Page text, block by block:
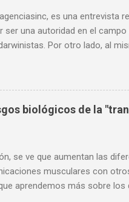
es una entrevista
ser una autoridad en el
Por otro lado, al
y como este ateísmo
de oficio a descartar o
aunque muchas de
de un Dios. Dado el
biológicos de la
se ve que aumentan las
musculares con
aprendemos más sobre